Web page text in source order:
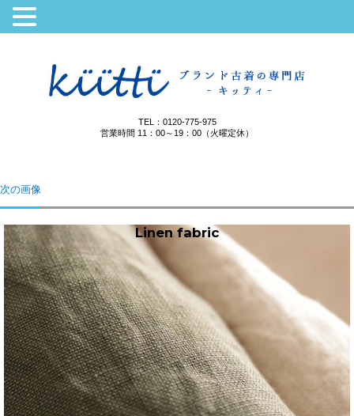
TEL：0120-775-975
営業時間 11：00～19：00（火曜定休）
次の画像
Linen fabric